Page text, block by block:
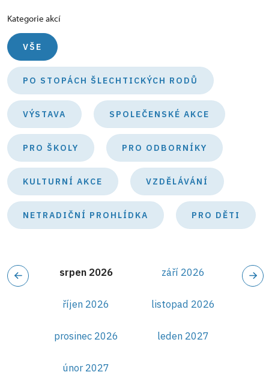
Kategorie akcí
VŠE
PO STOPÁCH ŠLECHTICKÝCH RODŮ
VÝSTAVA SPOLEČENSKÉ AKCE
PRO ŠKOLY PRO ODBORNÍKY
KULTURNÍ AKCE VZDĚLÁVÁNÍ
NETRADIČNÍ PROHLÍDKA PRO DĚTI
srpen 2026 září 2026
říjen 2026 listopad 2026
prosinec 2026 leden 2027
únor 2027